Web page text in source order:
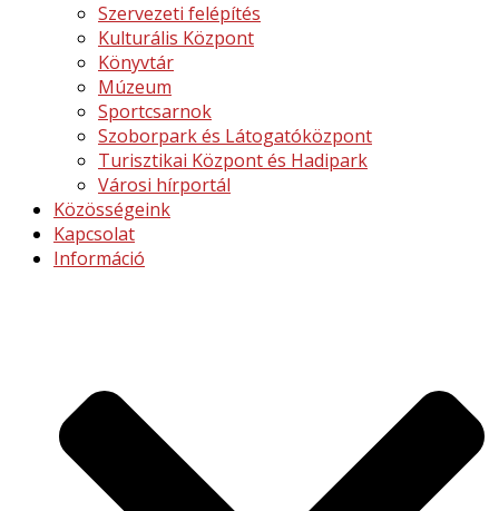
Szervezeti felépítés
Kulturális Központ
Könyvtár
Múzeum
Sportcsarnok
Szoborpark és Látogatóközpont
Turisztikai Központ és Hadipark
Városi hírportál
Közösségeink
Kapcsolat
Információ